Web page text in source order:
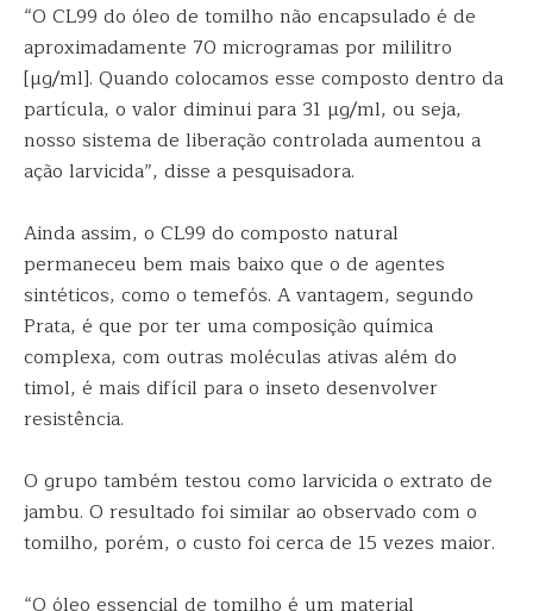
“O CL99 do óleo de tomilho não encapsulado é de
aproximadamente 70 microgramas por mililitro
[µg/ml]. Quando colocamos esse composto dentro da
partícula, o valor diminui para 31 µg/ml, ou seja,
nosso sistema de liberação controlada aumentou a
ação larvicida”, disse a pesquisadora.
Ainda assim, o CL99 do composto natural
permaneceu bem mais baixo que o de agentes
sintéticos, como o temefós. A vantagem, segundo
Prata, é que por ter uma composição química
complexa, com outras moléculas ativas além do
timol, é mais difícil para o inseto desenvolver
resistência.
O grupo também testou como larvicida o extrato de
jambu. O resultado foi similar ao observado com o
tomilho, porém, o custo foi cerca de 15 vezes maior.